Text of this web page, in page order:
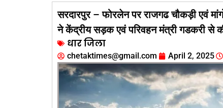
सरदारपुर – फोरलेन पर राजगढ चौकड़ी एवं
ने केंद्रीय सड़क एवं परिवहन मंत्री गडकरी से
धार जिला
chetaktimes@gmail.com April 2, 2025